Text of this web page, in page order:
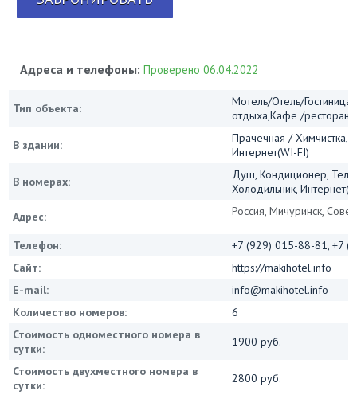
Адреса и телефоны:Проверено 06.04.2022
Тип объекта:
Мотель/Отель/
отдыха,Кафе /рестораны
В здании:
Прачечная / Химчистка,
Интернет(WI-FI)
В номерах:
Душ, Кондиционер,
Холодильник,
Адрес:
Россия, Мичуринск,
Телефон:
+7 (929) 015-88-81, +7
Сайт:
https://makihotel.info
E-mail:
info@makihotel.info
Количество номеров:
6
Стоимость одноместного номера в
сутки:
1900 руб.
Стоимость двухместного номера в
сутки:
2800 руб.